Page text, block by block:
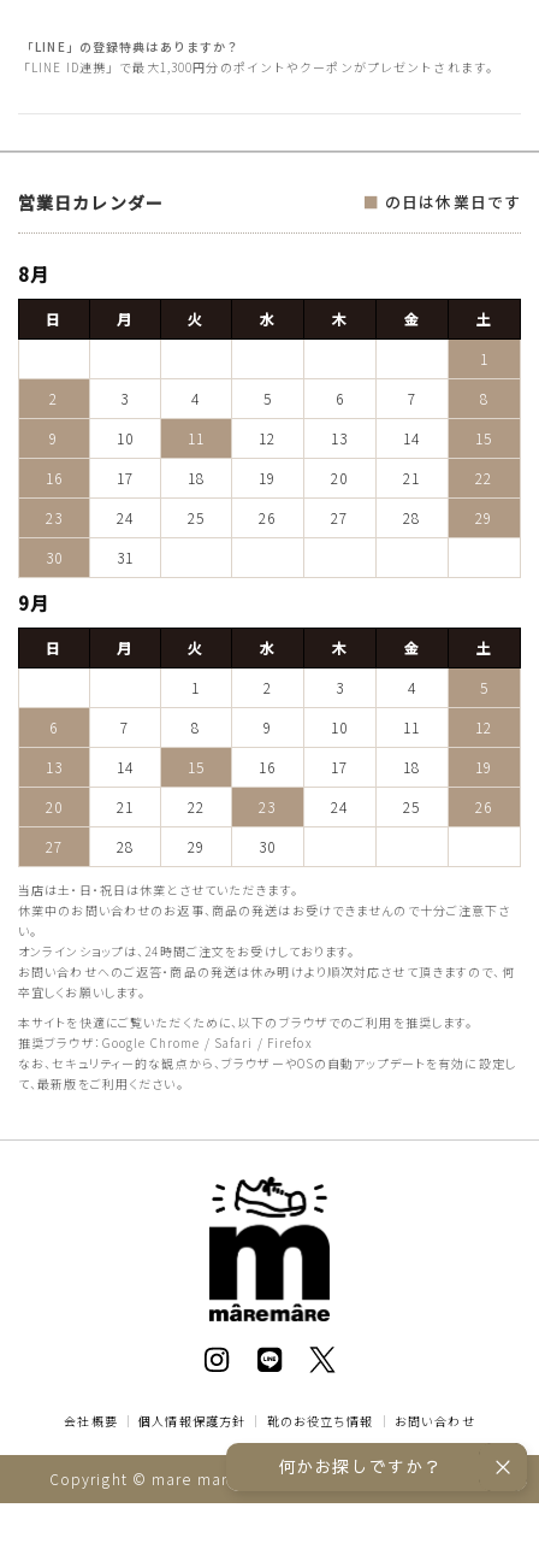
「LINE」の登録特典はありますか？
「LINE ID連携」で最大1,300円分のポイントやクーポンがプレゼントされます。
営業日カレンダー ■ の日は休業日です
8月
日 月 火 水 木 金
土
1
2
3 4 5 6 7
8
9
10 11 12 13 14
15
16
17 18 19 20 21
22
23
24 25 26 27 28
29
30
31
9月
日 月 火 水 木 金
土
1
2 3 4
5
6
7 8 9 10 11
12
13
14 15 16 17 18
19
20
21 22 23 24 25
26
27
28 29 30
当店は土・日・祝日は休業とさせていただきます。
休業中のお問い合わせのお返事、商品の発送はお受けできませんので十分ご注意下さ
い。
オンラインショップは、24時間ご注文をお受けしております。
お問い合わせへのご返答・商品の発送は休み明けより順次対応させて頂きますので、何
卒宜しくお願いします。
本サイトを快適にご覧いただくために、以下のブラウザでのご利用を推奨します。
推奨ブラウザ：Google Chrome / Safari / Firefox
なお、セキュリティー的な観点から、ブラウザーやOSの自動アップデートを有効に設定し
て、最新版をご利用ください。
会社概要 ｜個人情報保護方針 ｜ 靴のお役立ち情報 ｜ お問い合わせ
Copyright © mare mare online store All rights reserved.
何かお探しですか？